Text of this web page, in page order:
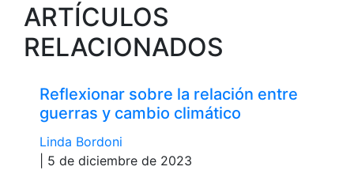
ARTÍCULOS
RELACIONADOS
Reflexionar sobre la relación entre
guerras y cambio climático
Linda Bordoni
| 5 de diciembre de 2023